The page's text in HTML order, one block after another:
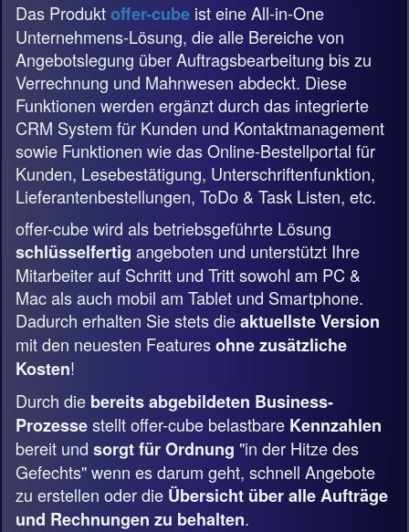
Das Produktoffer-cube ist eine All-in-One
Unternehmens-Lösung, die alle Bereiche von
Angebotslegung über Auftragsbearbeitung bis zu
Verrechnung und Mahnwesen abdeckt. Diese
Funktionen werden ergänzt durch das integrierte
CRM System für Kunden und Kontaktmanagement
sowie Funktionen wie das Online-Bestellportal für
Kunden, Lesebestätigung, Unterschriftenfunktion,
Lieferantenbestellungen, ToDo & Task Listen, etc.
offer-cube wird als betriebsgeführte Lösung
schlüsselfertig angeboten und unterstützt Ihre
Mitarbeiter auf Schritt und Tritt sowohl am PC &
Mac als auch mobil am Tablet und Smartphone.
Dadurch erhalten Sie stets dieaktuellste Version
mit den neuesten Featuresohne zusätzliche
Kosten!
Durch die bereits abgebildeten Business-
Prozessestellt offer-cube belastbare Kennzahlen
bereit und sorgt für Ordnung "in der Hitze des
Gefechts" wenn es darum geht, schnell Angebote
zu erstellen oder die Übersicht über alle Aufträge
und Rechnungen zu behalten.